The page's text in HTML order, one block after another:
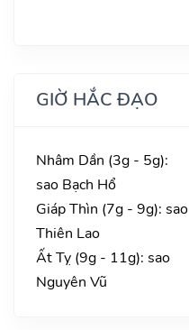
GIỜ HẮC ĐẠO
Nhâm Dần (3g - 5g):
sao Bạch Hổ
Giáp Thìn (7g - 9g): sao
Thiên Lao
Ất Tỵ (9g - 11g): sao
Nguyên Vũ